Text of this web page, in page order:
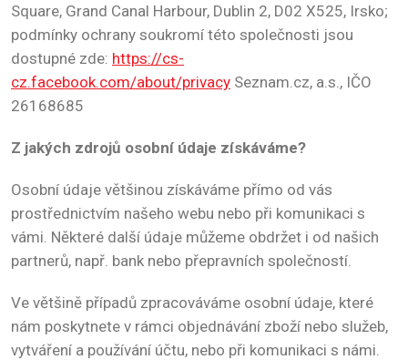
Square, Grand Canal Harbour, Dublin 2, D02 X525, Irsko;
podmínky ochrany soukromí této společnosti jsou
dostupné zde: https://cs-
cz.facebook.com/about/privacy Seznam.cz, a.s., IČO
26168685
Z jakých zdrojů osobní údaje získáváme?
Osobní údaje většinou získáváme přímo od vás
prostřednictvím našeho webu nebo při komunikaci s
vámi. Některé další údaje můžeme obdržet i od našich
partnerů, např. bank nebo přepravních společností.
Ve většině případů zpracováváme osobní údaje, které
nám poskytnete v rámci objednávání zboží nebo služeb,
vytváření a používání účtu, nebo při komunikaci s námi.